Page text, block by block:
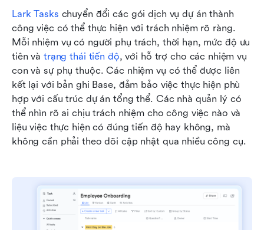
Lark Tasks chuyển đổi các gói dịch vụ dự án thành
công việc có thể thực hiện với trách nhiệm rõ ràng.
Mỗi nhiệm vụ có người phụ trách, thời hạn, mức độ ưu
tiên và trạng thái tiến độ, với hỗ trợ cho các nhiệm vụ
con và sự phụ thuộc. Các nhiệm vụ có thể được liên
kết lại với bản ghi Base, đảm bảo việc thực hiện phù
hợp với cấu trúc dự án tổng thể. Các nhà quản lý có
thể nhìn rõ ai chịu trách nhiệm cho công việc nào và
liệu việc thực hiện có đúng tiến độ hay không, mà
không cần phải theo dõi cập nhật qua nhiều công cụ.